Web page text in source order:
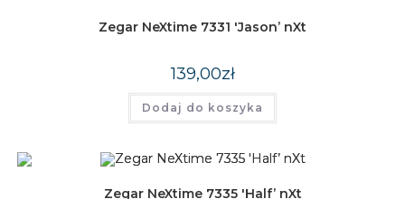
Zegar NeXtime 7331 'Jason’ nXt
139,00zł
Dodaj do koszyka
Zegar NeXtime 7335 'Half’ nXt